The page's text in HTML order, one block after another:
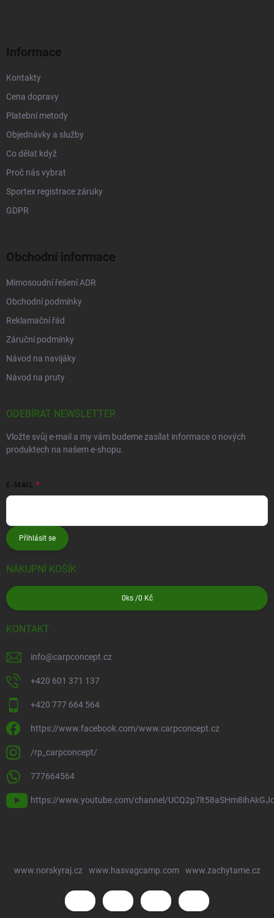
Informace
Kontakty
Cena dopravy
Platební metody
Objednávky a služby
Co dělat když
Proč nás vybrat
Sportex registrace záruky
GDPR
Obchodní informace
Mimosoudní řešení ADR
Obchodní podmínky
Reklamační řád
Záruční podmínky
Návod na navijáky
Návod na pruty
ODEBÍRAT NEWSLETTER
Vložte svůj e-mail a my vám budeme zasílat informace o nových
produktech na našem e-shopu.
E-MAIL
Přihlásit se
NÁKUPNÍ KOŠÍK
0 ks /0 Kč
KONTAKT
info@carpconcept.cz
+420 601 371 137
+420 777 664 564
https://www.facebook.com/www.carpconcept.cz
/rp_carpconcept/
777664564
https://www.youtube.com/channel/
www.norskyraj.cz www.hasvagcamp.com www.zachytame.cz